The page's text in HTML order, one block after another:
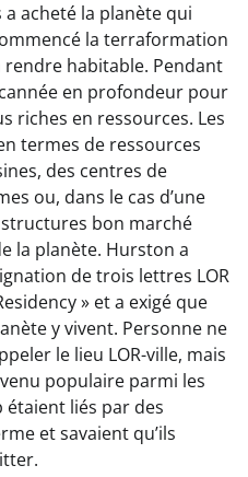
acheté la planète qui
la terraformation
habitable. Pendant
en profondeur pour
riches en ressources. Les
termes de ressources
des centres de
ou, dans le cas d’une
bon marché
la planète. Hurston a
de trois lettres LOR
» et a exigé que
y vivent. Personne ne
le lieu LOR-ville, mais
populaire parmi les
liés par des
et savaient qu’ils